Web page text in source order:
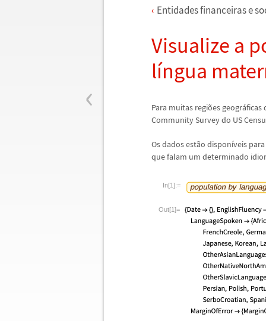
‹
Entidades financeiras e
Visualize a
língua
Para muitas regiões geográficas
Community Survey do US
Os dados estão disponíveis
que falam um determinado
In[1]:=
Out[1]=